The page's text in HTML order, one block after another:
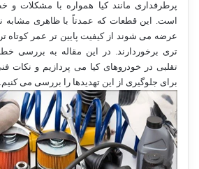
پرطرفداری مانند کیا همواره با مشکلات
است. این قطعات که عمدتاً با ظاهری مشابه
عرضه می شوند از کیفیت پایین تر عمر کوتاه
تری برخوردارند. در این مقاله به بررسی
تقلبی در خودروهای کیا می پردازیم و نکات
برای جلوگیری از این تهدیدها را بررسی می کنیم.